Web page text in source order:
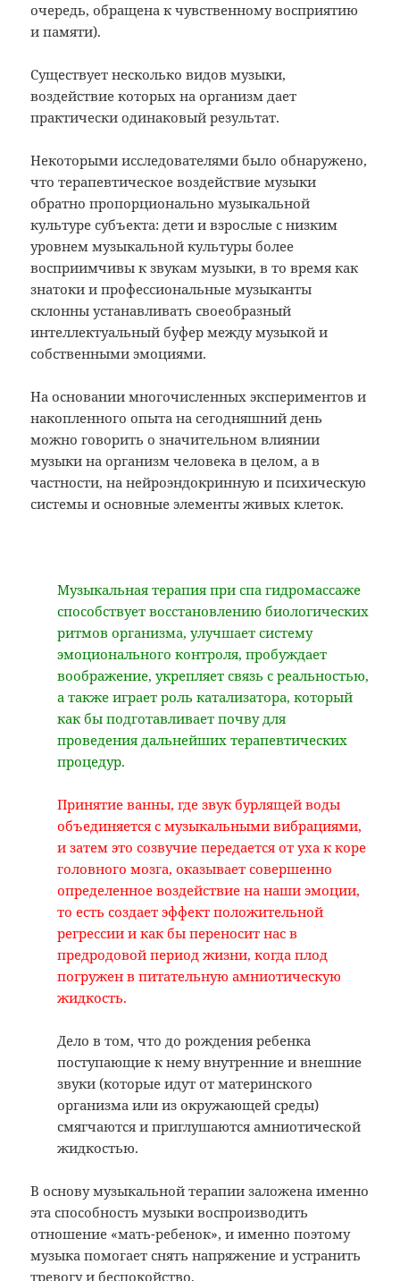
очередь, обращена к чувственному восприятию
и памяти).
Существует несколько видов музыки,
воздействие которых на организм дает
практически одинаковый результат.
Некоторыми исследователями было обнаружено,
что терапевтическое воздействие музыки
обратно пропорционально музыкальной
культуре субъекта: дети и взрослые с низким
уровнем музыкальной культуры более
восприимчивы к звукам музыки, в то время как
знатоки и профессиональные музыканты
склонны устанавливать своеобразный
интеллектуальный буфер между музыкой и
собственными эмоциями.
На основании многочисленных экспериментов и
накопленного опыта на сегодняшний день
можно говорить о значительном влиянии
музыки на организм человека в целом, а в
частности, на нейроэндокринную и психическую
системы и основные элементы живых клеток.
Музыкальная терапия при спа гидромассаже
способствует восстановлению биологических
ритмов организма, улучшает систему
эмоционального контроля, пробуждает
воображение, укрепляет связь с реальностью,
а также играет роль катализатора, который
как бы подготавливает почву для
проведения дальнейших терапевтических
процедур.
Принятие ванны, где звук бурлящей воды
объединяется с музыкальными вибрациями,
и затем это созвучие передается от уха к коре
головного мозга, оказывает совершенно
определенное воздействие на наши эмоции,
то есть создает эффект положительной
регрессии и как бы переносит нас в
предродовой период жизни, когда плод
погружен в питательную амниотическую
жидкость.
Дело в том, что до рождения ребенка
поступающие к нему внутренние и внешние
звуки (которые идут от материнского
организма или из окружающей среды)
смягчаются и приглушаются амниотической
жидкостью.
В основу музыкальной терапии заложена именно
эта способность музыки воспроизводить
отношение «мать-ребенок», и именно поэтому
музыка помогает снять напряжение и устранить
тревогу и беспокойство.